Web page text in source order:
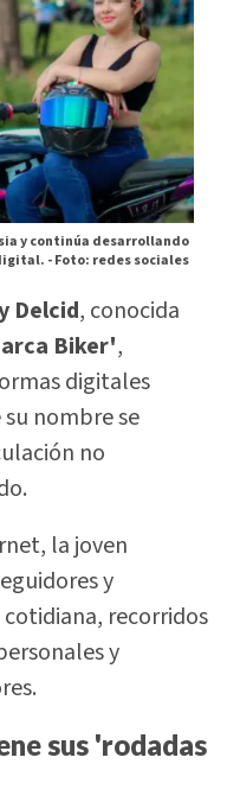
y continúa desarrollando
-Foto: redes sociales
Delcid, conocida
Biker',
digitales
su nombre se
no
la joven
y
recorridos
y
sus 'rodadas